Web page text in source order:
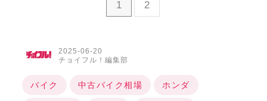
1 2
2025-06-20
チョイフル！編集部
バイク 中古バイク相場 ホンダ